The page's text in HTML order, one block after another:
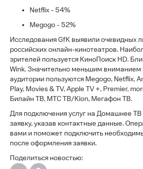
Netflix - 54%
Megogo - 52%
Исследования GfK выявили очевидных
российских онлайн-кинотеатров.
зрителей пользуется КиноПоиск HD.
Wink. Значительно меньшим вниманием
аудитории пользуются Megogo, Netflix,
Play, Movies & TV, Apple TV +, Premier,
Билайн ТВ, МТС ТВ/Kion, Мегафон ТВ.
Для подключения услуг на Домашнее ТВ
заявку, указав контактные данные.
вами и поможет подключить
после оформления заявки.
Поделиться новостью: